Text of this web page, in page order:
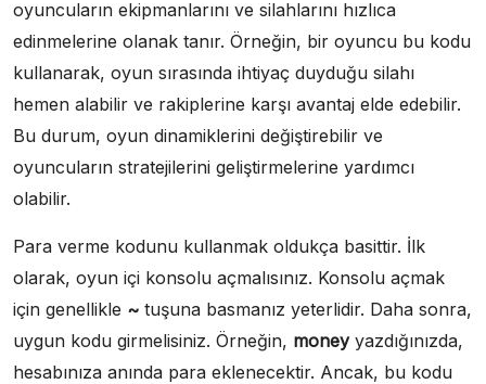
oyuncuların ekipmanlarını ve silahlarını hızlıca
edinmelerine olanak tanır. Örneğin, bir oyuncu bu kodu
kullanarak, oyun sırasında ihtiyaç duyduğu silahı
hemen alabilir ve rakiplerine karşı avantaj elde edebilir.
Bu durum, oyun dinamiklerini değiştirebilir ve
oyuncuların stratejilerini geliştirmelerine yardımcı
olabilir.
Para verme kodunu kullanmak oldukça basittir. İlk
olarak, oyun içi konsolu açmalısınız. Konsolu açmak
için genellikle ~ tuşuna basmanız yeterlidir. Daha sonra,
uygun kodu girmelisiniz. Örneğin, moneyyazdığınızda,
hesabınıza anında para eklenecektir. Ancak, bu kodu